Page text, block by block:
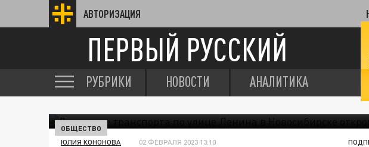
АВТОРИЗАЦИЯ
ПЕРВЫЙ РУССКИЙ
РУБРИКИ НОВОСТИ АНАЛИТИКА
ОБЩЕСТВО
ЮЛИЯ КОНОНОВА 02 ФЕВРАЛЯ 2023 13:10